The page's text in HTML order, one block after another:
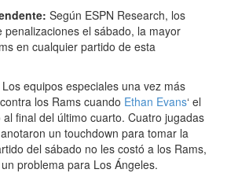
Según ESPN Research, los
penalizaciones el sábado, la mayor
en cualquier partido de esta
Los equipos especiales una vez más
los Rams cuando Ethan Evans‘ el
final del último cuarto. Cuatro jugadas
un touchdown para tomar la
del sábado no les costó a los Rams,
problema para Los Ángeles.